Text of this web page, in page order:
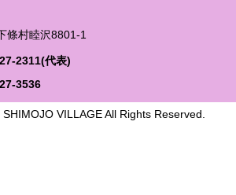
條村睦沢8801-1
2311(代表)
3536
VILLAGE All Rights Reserved.